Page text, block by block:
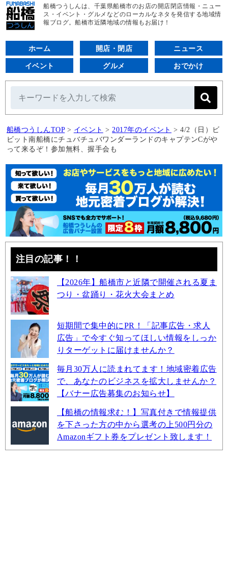
船橋つうしんは、千葉県船橋市のお店の開店閉店情報・ニュー
ス・イベント・グルメなどのローカルなネタを発信する地域情
報ブログ。船橋市近隣地域の情報もお届け！
ホーム 開店・閉店 ニュース
イベント グルメ おでかけ
船橋つうしんTOP > イベント > 2017年のイベント > 4/2（日）ビ
ビット南船橋にチュバチュバワンダーランドのキャプテンCがや
って来るぞ！参加無料、握手会も
注目の記事！！
【2026年】船橋市と近隣で開催される夏ま
つり・盆踊り・花火大会まとめ
短期間で集中的にPR！「記事広告・求人
広告」で今すぐ知ってほしい情報をしっか
りターゲットに届けませんか？
毎月30万人に読まれてます！地域密着広告
で、あなたのビジネスを拡大しませんか？
【バナー広告募集のお知らせ】
【船橋の情報求む！】写真付きで情報提供
を下さった方の中から選考の上500円分の
Amazonギフト券をプレゼント致します！